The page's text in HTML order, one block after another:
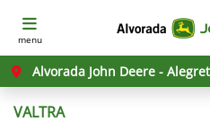
menu
Alvorada John Deere -
VALTRA